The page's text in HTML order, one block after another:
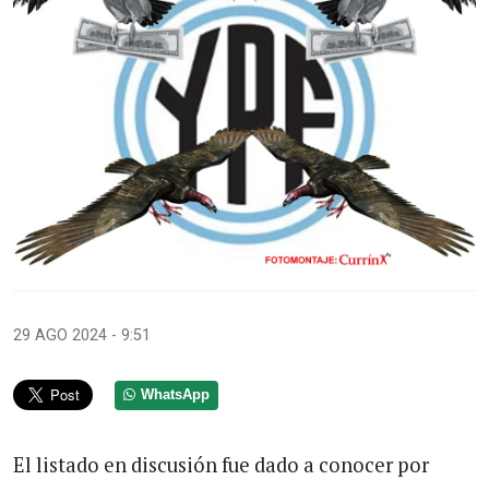
29 AGO 2024 - 9:51
WhatsApp
El listado en discusión fue dado a conocer por